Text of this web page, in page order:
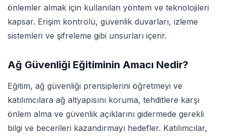
önlemler almak için kullanılan yöntem ve teknolojileri
kapsar. Erişim kontrolü, güvenlik duvarları, izleme
sistemleri ve şifreleme gibi unsurları içerir.
Ağ Güvenliği Eğitiminin Amacı Nedir?
Eğitim, ağ güvenliği prensiplerini öğretmeyi ve
katılımcılara ağ altyapısını koruma, tehditlere karşı
önlem alma ve güvenlik açıklarını gidermede gerekli
bilgi ve becerileri kazandırmayı hedefler. Katılımcılar,